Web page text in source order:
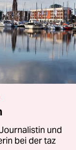
und
bei der taz